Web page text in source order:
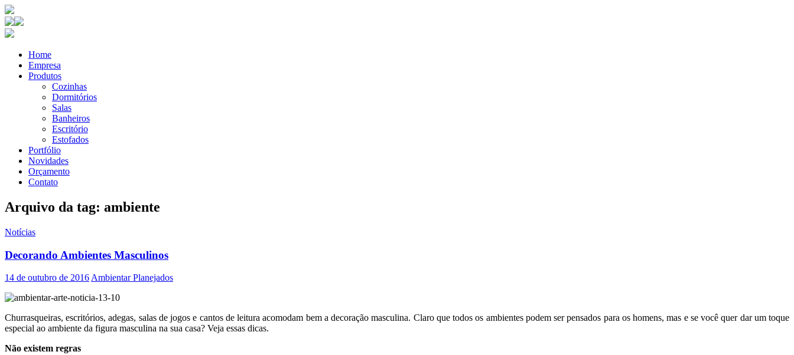
Home
Empresa
Produtos
Cozinhas
Dormitórios
Salas
Banheiros
Escritório
Estofados
Portfólio
Novidades
Orçamento
Contato
Arquivo da tag: ambiente
Notícias
Decorando Ambientes Masculinos
14 de outubro de 2016 Ambientar Planejados
Churrasqueiras, escritórios, adegas, salas de jogos e cantos de leitura acomodam bem a decoração masculina. Claro que todos os ambientes podem ser pensados para os homens, mas e se você quer dar um toque
especial ao ambiente da figura masculina na sua casa? Veja essas dicas.
Não existem regras